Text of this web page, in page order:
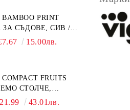
PRINT
ЗА СЪДОВЕ, СИВ /
ПРИНТ15.00лв.
FRUITS
СТОЛЧЕ,
23СМ, ПЛОДОВЕ
43.01лв.